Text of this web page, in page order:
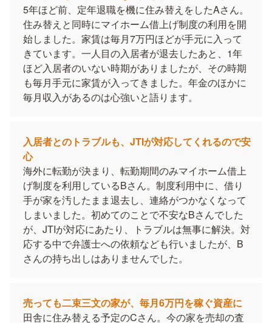
5年ほど前、定年退職を機に住み替えをしたAさん。
住み替えと同時にマイホーム借上げ制度の利用を開
始しました。家賃は毎月7万円ほどが手元に入って
きています。一人目の入居者が退去したあと、1年
ほど入居者のいない時期がありましたが、その時期
も毎月手元に家賃が入ってきました。年金のほかに
毎月収入があるのは心強いと語ります。
入居者とのトラブルも、JTIが対応してくれるので安
心
海外に転勤が決まり、転勤期間のみマイホーム借上
げ制度を利用しているBさん。制度利用中に、借り
手が家を汚したまま退去し、連絡がつかなくなって
しまいました。初めてのことで不安なBさんでした
が、JTIが対応にあたり、トラブルは無事に解決。対
応する中で弁護士への依頼なども行いましたが、B
さんの持ち出しはありませんでした。
売っても二束三文の家が、毎月6万円を稼ぐ資産に
田舎に住み替える予定のCさん。今の家を売却の査